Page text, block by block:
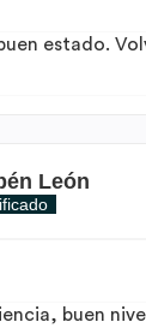
estado.
León
buen